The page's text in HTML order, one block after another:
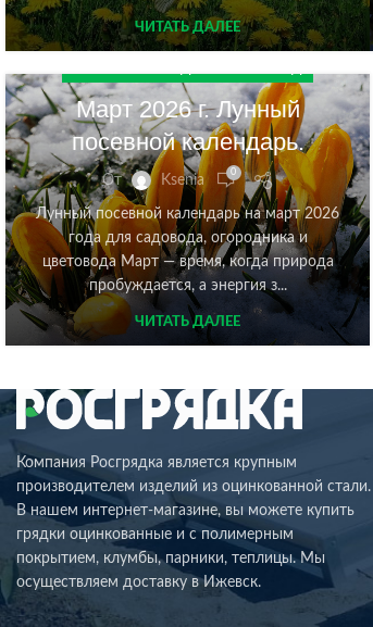
ЧИТАТЬ ДАЛЕЕ
Март 2026 г. Лунный
посевной календарь.
От Ksenia 0
Лунный посевной календарь на март 2026
года для садовода, огородника и
цветовода Март — время, когда природа
пробуждается, а энергия з...
ЧИТАТЬ ДАЛЕЕ
Компания Росгрядка является крупным
производителем изделий из оцинкованной стали.
В нашем интернет-магазине, вы можете купить
грядки оцинкованные и с полимерным
покрытием, клумбы, парники, теплицы. Мы
осуществляем доставку в Ижевск.